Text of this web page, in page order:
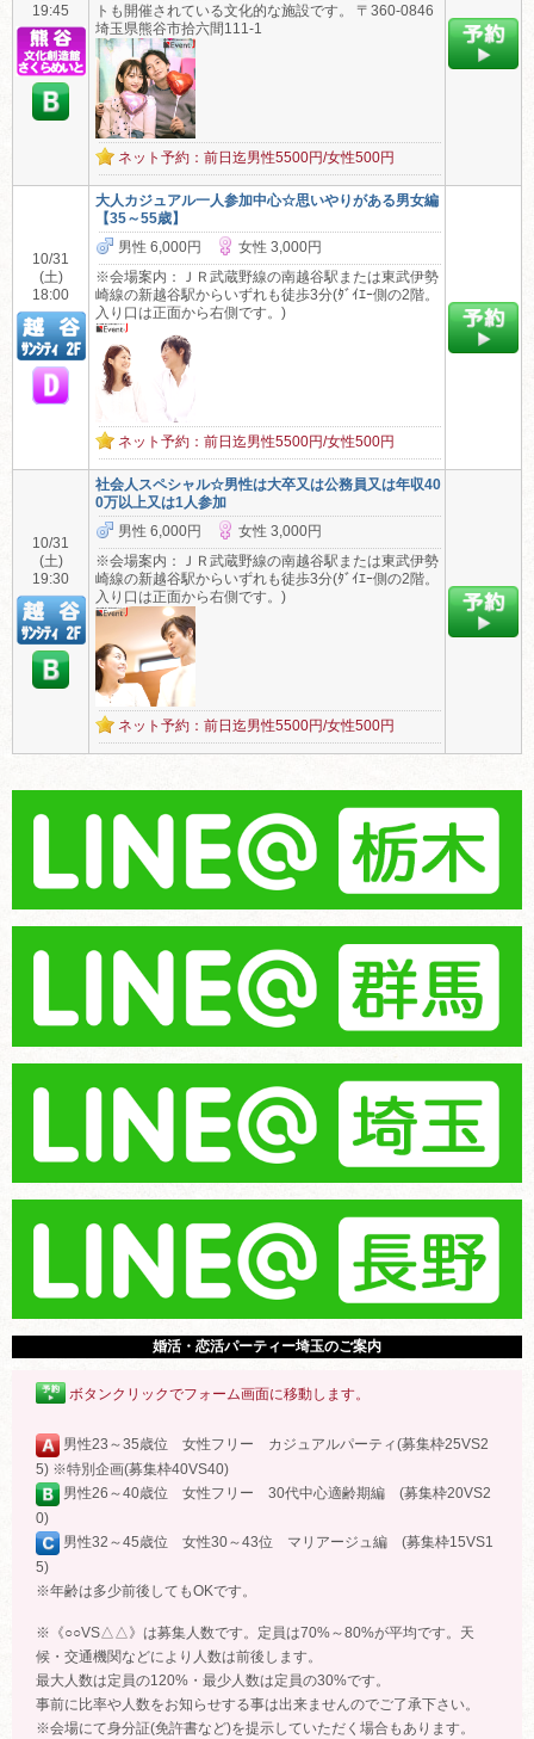
19:45
トも開催されている文化的な施設です。 〒360-0846
埼玉県熊谷市拾六間111-1
ネット予約：前日迄男性5500円/女性500円
10/31
(土)
18:00
大人カジュアル一人参加中心☆思いやりがある男女編
【35～55歳】
男性 6,000円
女性 3,000円
※会場案内：ＪＲ武蔵野線の南越谷駅または東武伊勢
崎線の新越谷駅からいずれも徒歩3分(ﾀﾞｲｴｰ側の2階。
入り口は正面から右側です。)
ネット予約：前日迄男性5500円/女性500円
10/31
(土)
19:30
社会人スペシャル☆男性は大卒又は公務員又は年収40
0万以上又は1人参加
男性 6,000円
女性 3,000円
※会場案内：ＪＲ武蔵野線の南越谷駅または東武伊勢
崎線の新越谷駅からいずれも徒歩3分(ﾀﾞｲｴｰ側の2階。
入り口は正面から右側です。)
ネット予約：前日迄男性5500円/女性500円
婚活・恋活パーティー埼玉のご案内
ボタンクリックでフォーム画面に移動します。
男性23～35歳位 女性フリー カジュアルパーティ(募集枠25VS2
5) ※特別企画(募集枠40VS40)
男性26～40歳位 女性フリー 30代中心適齢期編 (募集枠20VS2
0)
男性32～45歳位 女性30～43位 マリアージュ編 (募集枠15VS1
5)
※年齢は多少前後してもOKです。
※《○○VS△△》は募集人数です。定員は70%～80%が平均です。天
候・交通機関などにより人数は前後します。
最大人数は定員の120%・最少人数は定員の30%です。
事前に比率や人数をお知らせする事は出来ませんのでご了承下さい。
※会場にて身分証(免許書など)を提示していただく場合もあります。